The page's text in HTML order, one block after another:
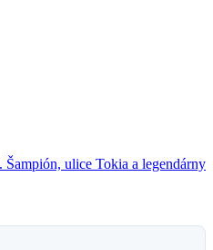
ulice Tokia a legendárny